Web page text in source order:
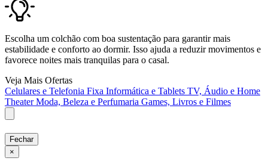
Escolha um colchão com boa sustentação para garantir mais
estabilidade e conforto ao dormir. Isso ajuda a reduzir movimentos e
favorece noites mais tranquilas para o casal.
Veja Mais Ofertas
Celulares e Telefonia Fixa Informática e Tablets TV, Áudio e Home
TheaterModa, Beleza e Perfumaria Games, Livros e Filmes
Fechar
×